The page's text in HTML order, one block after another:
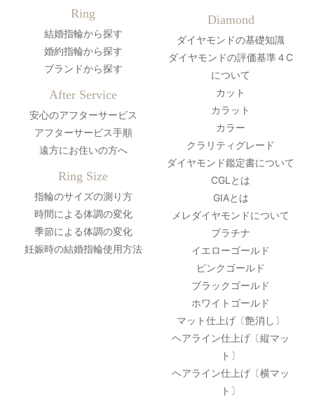
Ring
結婚指輪から探す
婚約指輪から探す
ブランドから探す
After Service
安心のアフターサービス
アフターサービス手順
遠方にお住いの方へ
Ring Size
指輪のサイズの測り方
時間による体調の変化
季節による体調の変化
妊娠時の結婚指輪使用方法
Diamond
ダイヤモンドの基礎知識
ダイヤモンドの評価基準４C
について
カット
カラット
カラー
クラリティグレード
ダイヤモンド鑑定書について
CGLとは
GIAとは
メレダイヤモンドについて
プラチナ
イエローゴールド
ピンクゴールド
ブラックゴールド
ホワイトゴールド
マット仕上げ〔艶消し〕
ヘアライン仕上げ〔縦マッ
ト〕
ヘアライン仕上げ〔横マッ
ト〕